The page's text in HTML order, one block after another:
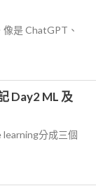
是 ChatGPT、
Day2 ML 及
分成三個